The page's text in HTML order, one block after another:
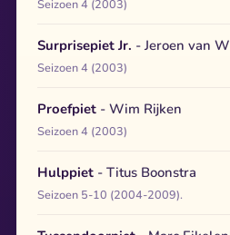
Seizoen 4 (2003)
Surprisepiet Jr. - Jeroen van
Seizoen 4 (2003)
Proefpiet - Wim Rijken
Seizoen 4 (2003)
Hulppiet - Titus Boonstra
Seizoen 5-10 (2004-2009).